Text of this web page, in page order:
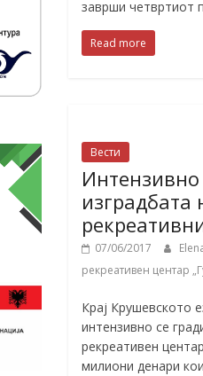
заврши четвртиот
Read more
Вести
изградбата
07/06/2017
рекреативен центар
Крај Крушевското
интензивно се
рекреативен
милиони денари кои